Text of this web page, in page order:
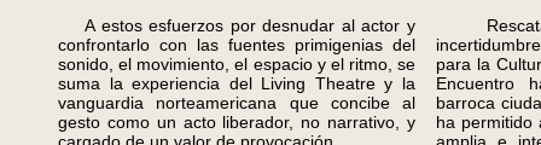
A estos esfuerzos por desnudar al actor y
confrontarlo con las fuentes primigenias del
sonido, el movimiento, el espacio y el ritmo, se
suma la experiencia del Living Theatre y la
vanguardia norteamericana que concibe al
gesto como un acto liberador, no narrativo, y
para la
Encuentro
barroca
ha permitido